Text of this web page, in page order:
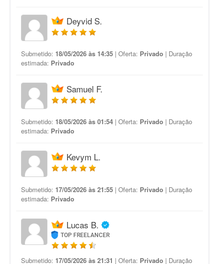
Deyvid S.
Submetido: 18/05/2026 às 14:35 | Oferta: Privado | Duração
estimada: Privado
Samuel F.
Submetido: 18/05/2026 às 01:54 | Oferta: Privado | Duração
estimada: Privado
Kevym L.
Submetido: 17/05/2026 às 21:55 | Oferta: Privado | Duração
estimada: Privado
Lucas B.
TOP FREELANCER
Submetido: 17/05/2026 às 21:31 | Oferta: Privado | Duração